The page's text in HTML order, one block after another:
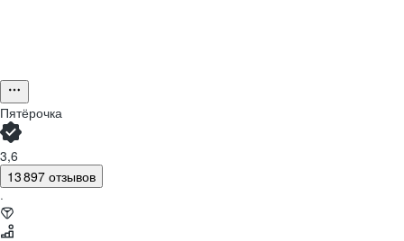
Пятёрочка
3,6
13 897 отзывов
·